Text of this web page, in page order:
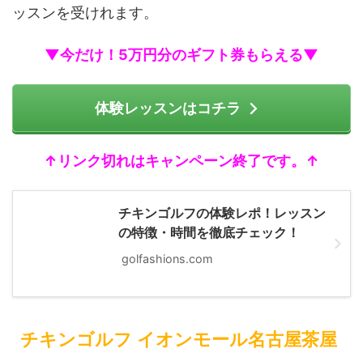
ッスンを受けれます。
▼今だけ！5万円分のギフト券もらえる▼
体験レッスンはコチラ
↑リンク切れはキャンペーン終了です。↑
チキンゴルフの体験レポ！レッスン
の特徴・時間を徹底チェック！
golfashions.com
チキンゴルフ イオンモール名古屋茶屋